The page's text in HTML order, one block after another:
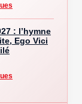
: l’hymne
Ego Vici